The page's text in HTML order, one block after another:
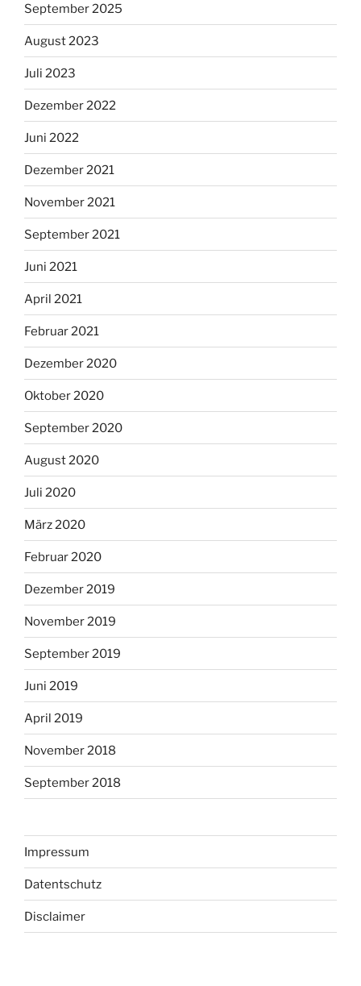
September 2025
August 2023
Juli 2023
Dezember 2022
Juni 2022
Dezember 2021
November 2021
September 2021
Juni 2021
April 2021
Februar 2021
Dezember 2020
Oktober 2020
September 2020
August 2020
Juli 2020
März 2020
Februar 2020
Dezember 2019
November 2019
September 2019
Juni 2019
April 2019
November 2018
September 2018
Impressum
Datentschutz
Disclaimer